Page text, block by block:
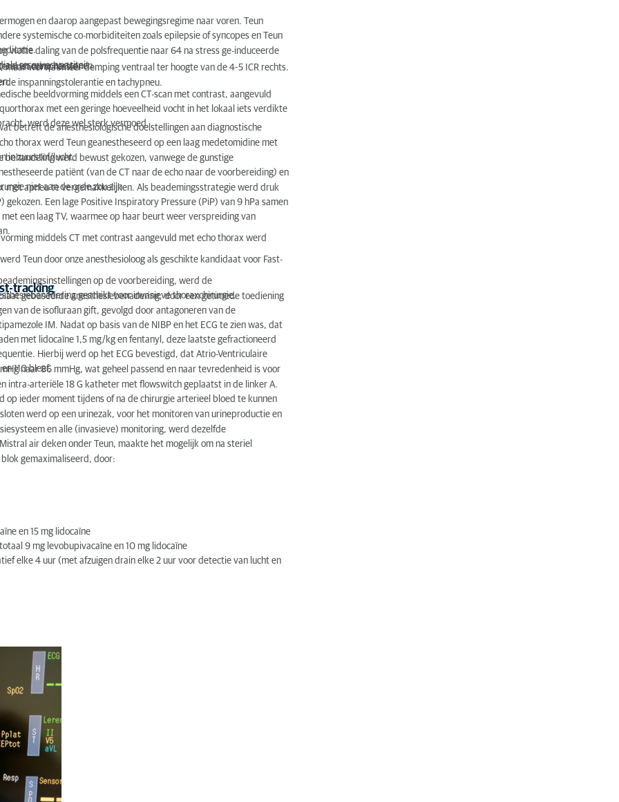
en daarop aangepast bewegingsregime naar voren. Teun
systemische co-morbiditeiten zoals epilepsie of syncopes en Teun
vlotte daling van de polsfrequentie naar 64 na stress ge-induceerde
reservecapaciteit.
en reine harttonen.
met compressie.
wel wat meer demping ventraal ter hoogte van de 4-5 ICR rechts.
inspanningstolerantie en tachypneu.
beeldvorming middels een CT-scan met contrast, aangevuld
met een geringe hoeveelheid vocht in het lokaal iets verdikte
werd deze wel sterk vermoed.
betreft de anesthesiologische doelstellingen aan diagnostische
thorax werd Teun geanestheseerd op een laag medetomidine met
in zuurstof/lucht.
behandeling werd bewust gekozen, vanwege de gunstige
patiënt (van de CT naar de echo naar de voorbereiding) en
niet aan de orde zou zijn.
met apneu te vergemakkelijken. Als beademingsstrategie werd druk
Een lage Positive Inspiratory Pressure (PiP) van 9 hPa samen
een laag TV, waarmee op haar beurt weer verspreiding van
middels CT met contrast aangevuld met echo thorax werd
Teun door onze anesthesioloog als geschikte kandidaat voor Fast-
tracking
op de voorbereiding, werd de
geschikt voor invasieve thoraxchirurgie.
gebaseerde anesthesiebenadering, door een getimede toediening
van de isofluraan gift, gevolgd door antagoneren van de
IM. Nadat op basis van de NIBP en het ECG te zien was, dat
met lidocaïne 1,5 mg/kg en fentanyl, deze laatste gefractioneerd
Hierbij werd op het ECG bevestigd, dat Atrio-Ventriculaire
110 bleef.
naar 86 mmHg, wat geheel passend en naar tevredenheid is voor
intra-arteriële 18 G katheter met flowswitch geplaatst in de linker A.
ieder moment tijdens of na de chirurgie arterieel bloed te kunnen
werd op een urinezak, voor het monitoren van urineproductie en
en alle (invasieve) monitoring, werd dezelfde
air deken onder Teun, maakte het mogelijk om na steriel
gemaximaliseerd, door:
en 15 mg lidocaïne
9 mg levobupivacaïne en 10 mg lidocaïne
elke 4 uur (met afzuigen drain elke 2 uur voor detectie van lucht en